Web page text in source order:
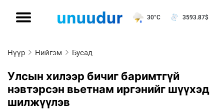
30°C 3593.87$
Нүүр Нийгэм Бусад
Улсын хилээр бичиг баримтгүй
нэвтэрсэн вьетнам иргэнийг шүүхэд
шилжүүлэв